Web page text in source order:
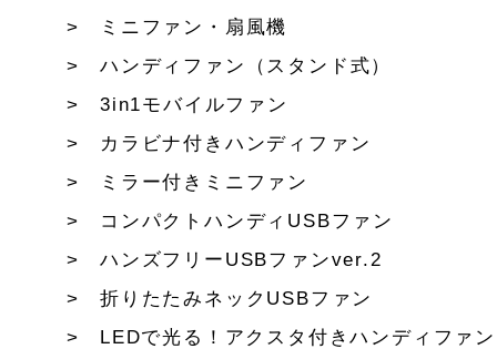
ミニファン・扇風機
ハンディファン（スタンド式）
3in1モバイルファン
カラビナ付きハンディファン
ミラー付きミニファン
コンパクトハンディUSBファン
ハンズフリーUSBファンver.2
折りたたみネックUSBファン
LEDで光る！アクスタ付きハンディファン